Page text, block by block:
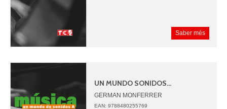
Saber més
UN MUNDO SONIDOS...
GERMAN MONFERRER
JUAN ANGEL PICAZO
EAN: 9788480255769